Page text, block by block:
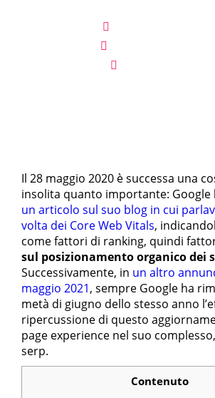
Il 28 maggio 2020 è successa una
insolita quanto importante: Google
un articolo sul suo blog in cui
volta dei Core Web Vitals,
come fattori di ranking, quindi
sul posizionamento organico dei
Successivamente, in un altro
maggio 2021, sempre Google ha
metà di giugno dello stesso anno
ripercussione di questo
page experience nel suo
serp.
Contenuto